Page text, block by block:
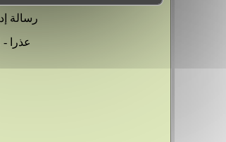
رسالة
عذرا